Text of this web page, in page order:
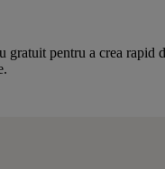
gratuit pentru a crea rapid